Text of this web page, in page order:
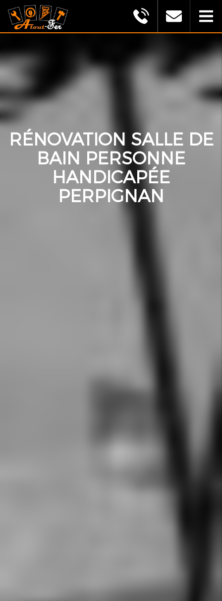
MONTAGU
ALEXANDRE
RÉNOVATION SALLE DE
BAIN PERSONNE
HANDICAPÉE
PERPIGNAN